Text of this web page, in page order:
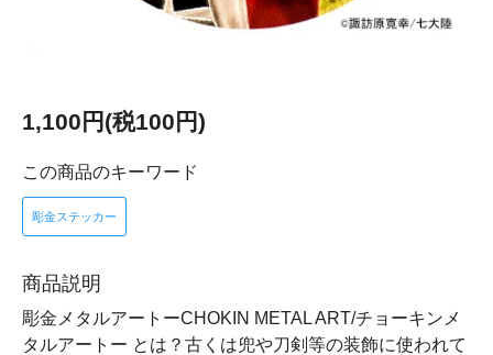
1,100円(税100円)
この商品のキーワード
彫金ステッカー
商品説明
彫金メタルアートーCHOKIN METAL ART/チョーキンメ
タルアートー とは？古くは兜や刀剣等の装飾に使われて